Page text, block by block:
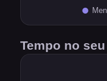
Tempo no